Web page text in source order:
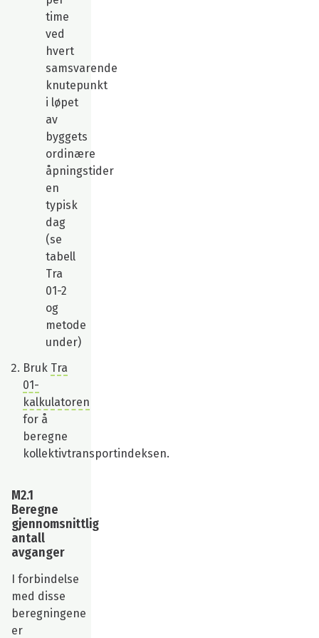
time
ved
hvert
samsvarende
knutepunkt
i løpet
av
byggets
ordinære
åpningstider
en
typisk
dag
(se
tabell
Tra
01-2
og
metode
under)
Bruk Tra
01-
kalkulatoren
for å
beregne
kollektivtransportindeksen.
M2.1
Beregne
gjennomsnittlig
antall
avganger
I forbindelse
med disse
beregningene
er